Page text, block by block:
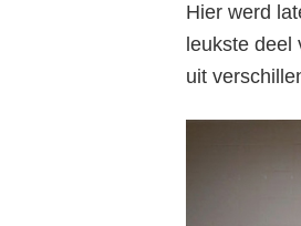
Hier werd
leukste
uit